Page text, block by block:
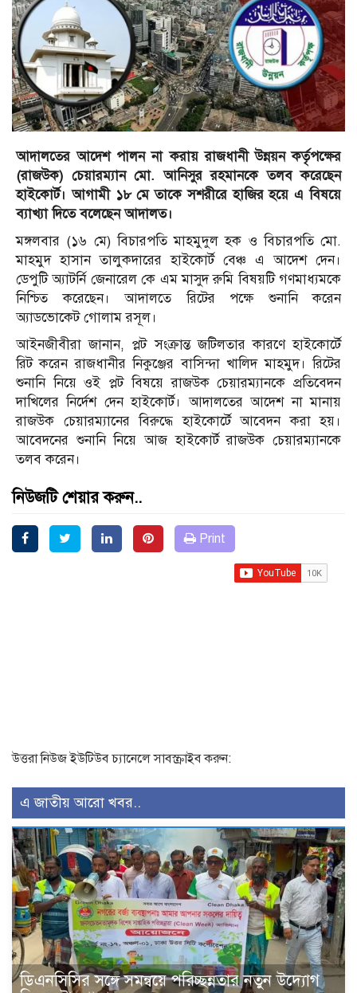
আদালতের আদেশ পালন না করায় রাজধানী উন্নয়ন কর্তৃপক্ষের
(রাজউক) চেয়ারম্যান মো. আনিসুর রহমানকে তলব করেছেন
হাইকোর্ট। আগামী ১৮ মে তাকে সশরীরে হাজির হয়ে এ বিষয়ে
ব্যাখ্যা দিতে বলেছেন আদালত।
মঙ্গলবার (১৬ মে) বিচারপতি মাহমুদুল হক ও বিচারপতি মো.
মাহমুদ হাসান তালুকদারের হাইকোর্ট বেঞ্চ এ আদেশ দেন।
ডেপুটি অ্যাটর্নি জেনারেল কে এম মাসুদ রুমি বিষয়টি গণমাধ্যমকে
নিশ্চিত করেছেন। আদালতে রিটের পক্ষে শুনানি করেন
অ্যাডভোকেট গোলাম রসূল।
আইনজীবীরা জানান, প্লট সংক্রান্ত জটিলতার কারণে হাইকোর্টে
রিট করেন রাজধানীর নিকুঞ্জের বাসিন্দা খালিদ মাহমুদ। রিটের
শুনানি নিয়ে ওই প্লট বিষয়ে রাজউক চেয়ারম্যানকে প্রতিবেদন
দাখিলের নির্দেশ দেন হাইকোর্ট। আদালতের আদেশ না মানায়
রাজউক চেয়ারম্যানের বিরুদ্ধে হাইকোর্টে আবেদন করা হয়।
আবেদনের শুনানি নিয়ে আজ হাইকোর্ট রাজউক চেয়ারম্যানকে
তলব করেন।
নিউজটি শেয়ার করুন..
Print
উত্তরা নিউজ ইউটিউব চ্যানেলে সাবস্ক্রাইব করুন:
এ জাতীয় আরো খবর..
ডিএনসিসির সঙ্গে সমন্বয়ে পরিচ্ছন্নতার নতুন উদ্যোগ